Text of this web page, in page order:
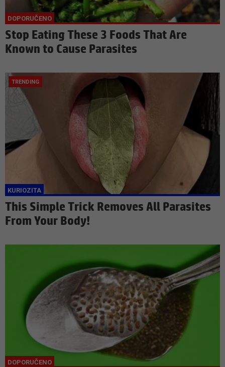
Stop Eating These 3 Foods That Are
Known to Cause Parasites
This Simple Trick Removes All Parasites
From Your Body!